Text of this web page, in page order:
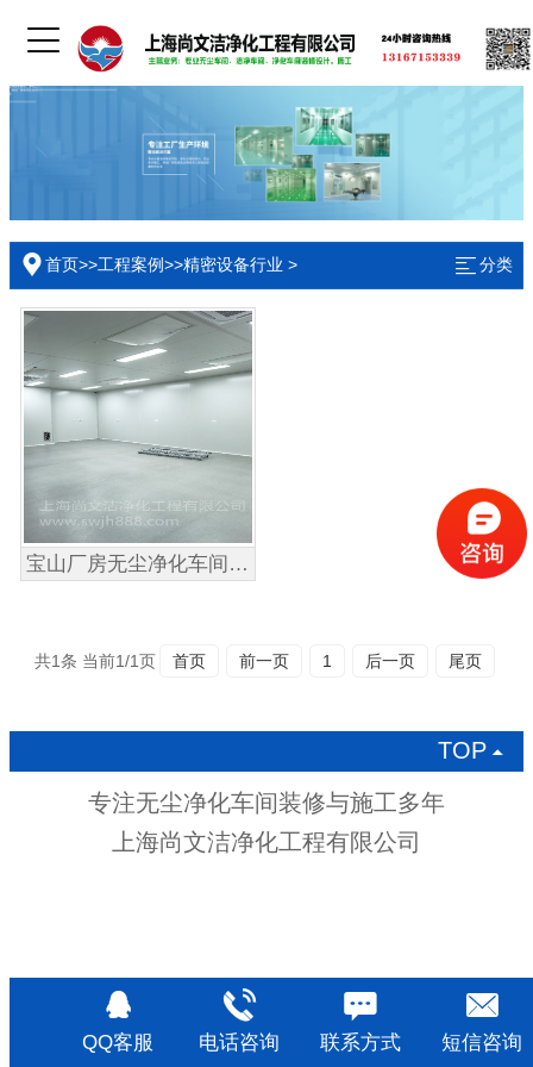
首页>>工程案例>>精密设备行业 > 分类
宝山厂房无尘净化车间装修-上海拍频光电科技有限公司
共1条 当前1/1页 首页 前一页 1 后一页 尾页
TOP 
专注无尘净化车间装修与施工多年
上海尚文洁净化工程有限公司
QQ客服 电话咨询 联系方式 短信咨询